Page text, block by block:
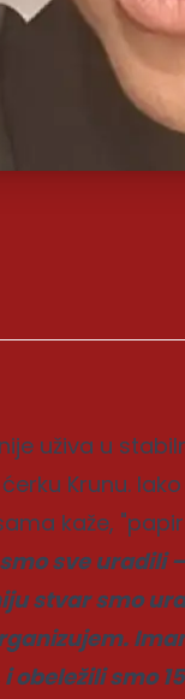
uživa u
Krunu.
kaže,
sve uradili
stvar smo
smo